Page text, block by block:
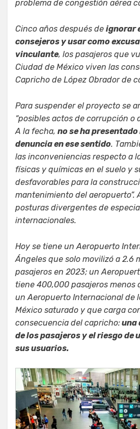
problema de congestión aérea
Cinco años después de ignorar
consejeros y usar como
vinculante, los pasajeros que
Ciudad de México viven las
Capricho de López Obrador de
Para suspender el proyecto se
“posibles actos de corrupción o
A la fecha, no se ha
denuncia en ese sentido.
las inconveniencias respecto a
físicas y químicas en el suelo y
desfavorables para la
mantenimiento del aeropuerto”.
posturas divergentes de
internacionales.
Hoy se tiene un Aeropuerto
Ángeles que solo movilizó a 2.6
pasajeros en 2023; un
tiene 400,000 pasajeros menos
un Aeropuerto Internacional de
México saturado y que carga
consecuencia del capricho:una
de los pasajeros y el riesgo de
sus usuarios.